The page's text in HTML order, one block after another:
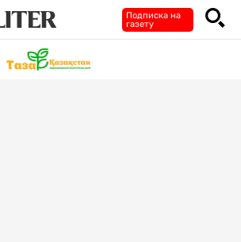
Подписка на
газету